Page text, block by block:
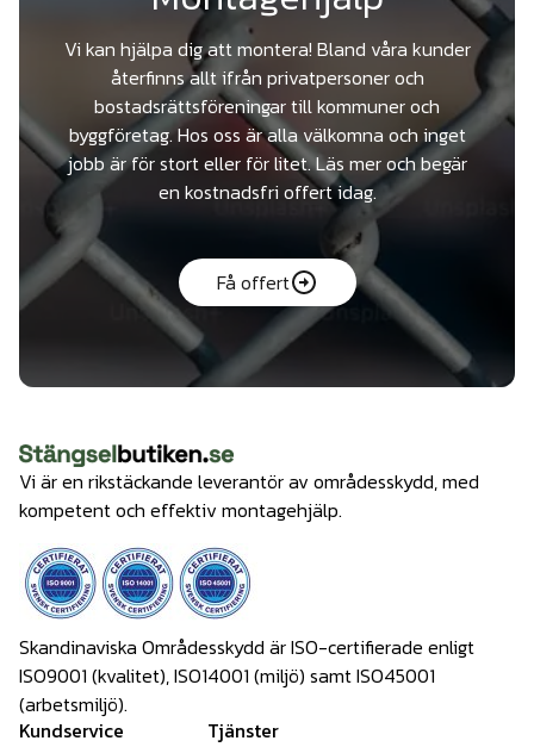
Vi kan hjälpa dig att montera! Bland våra kunder
återfinns allt ifrån privatpersoner och
bostadsrättsföreningar till kommuner och
byggföretag. Hos oss är alla välkomna och inget
jobb är för stort eller för litet. Läs mer och begär
en kostnadsfri offert idag.
Få offert
Vi är en rikstäckande leverantör av områdesskydd, med
kompetent och effektiv montagehjälp.
Skandinaviska Områdesskydd är ISO-certifierade enligt
ISO9001 (kvalitet), ISO14001 (miljö) samt ISO45001
(arbetsmiljö).
Kundservice
Tjänster